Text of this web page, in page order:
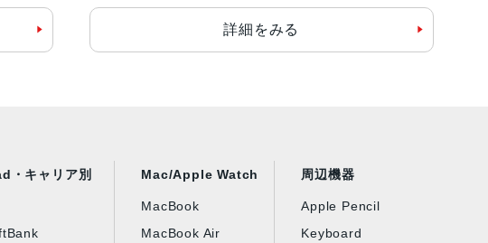
詳細をみる
・キャリア別 Mac/Apple Watch
MacBook
MacBook Air
周辺機器
Apple Pencil
Keyboard